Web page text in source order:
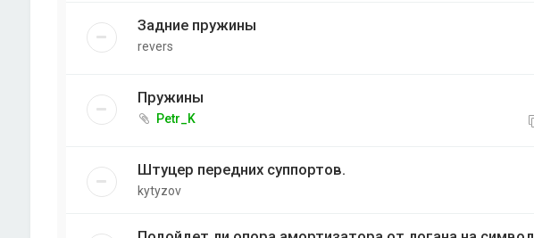
Задние пружины
revers
Пружины
Petr_K
Штуцер передних суппортов.
kytyzov